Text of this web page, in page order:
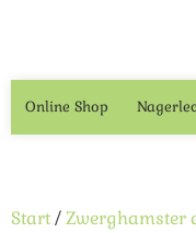
Online Shop
Start/Zwerghamster